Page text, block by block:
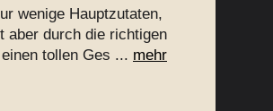
wenige Hauptzutaten,
aber durch die richtigen
tollen Ges ... mehr